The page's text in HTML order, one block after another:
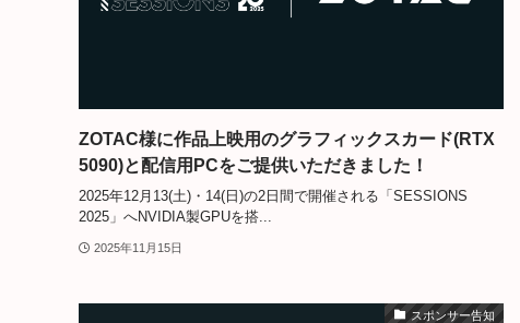
ZOTAC様に作品上映用のグラフィックスカード(RTX
5090)と配信用PCをご提供いただきました！
2025年12月13(土)・14(日)の2日間で開催される「SESSIONS
2025」へNVIDIA製GPUを搭...
2025年11月15日
スポンサー告知